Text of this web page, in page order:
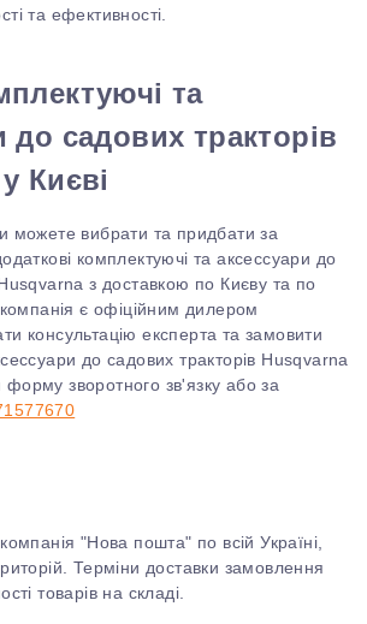
та ефективності.
та
до садових тракторів
Києві
можете вибрати та придбати за
одаткові комплектуючі та аксессуари до
з доставкою по Києву та по
є офіційним дилером
консультацію експерта та замовити
до садових тракторів Husqvarna
зворотного зв'язку або за
"Нова пошта" по всій Україні,
Терміни доставки замовлення
товарів на складі.